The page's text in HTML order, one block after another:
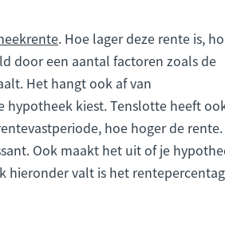
. Hoe lager deze rente is,
door een aantal factoren zoals de
Het hangt ook af van
hypotheek kiest. Tenslotte heeft
hoe hoger de rente.
Ook maakt het uit of je
hieronder valt is het